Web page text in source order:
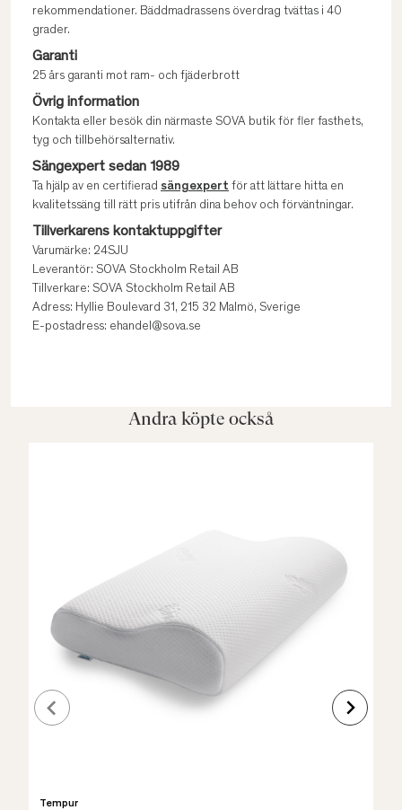
rekommendationer. Bäddmadrassens överdrag tvättas i 40
grader.
Garanti
25 års garanti mot ram- och fjäderbrott
Övrig information
Kontakta eller besök din närmaste SOVA butik för fler fasthets,
tyg och tillbehörsalternativ.
Sängexpert sedan 1989
Ta hjälp av en certifierad sängexpert för att lättare hitta en
kvalitetssäng till rätt pris utifrån dina behov och förväntningar.
Tillverkarens kontaktuppgifter
Varumärke: 24SJU
Leverantör: SOVA Stockholm Retail AB
Tillverkare: SOVA Stockholm Retail AB
Adress: Hyllie Boulevard 31, 215 32 Malmö, Sverige
E-postadress: ehandel@sova.se
Andra köpte också
Tempur